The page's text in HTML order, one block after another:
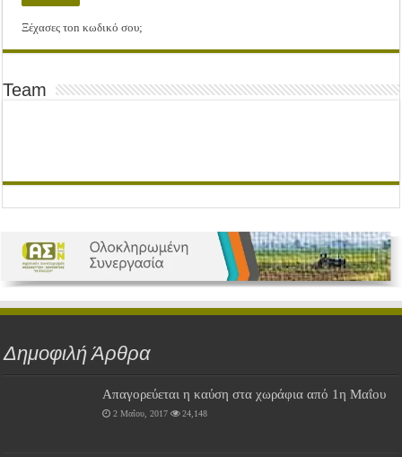
Ξέχασες τοn κωδικό σου;
Team
Δημοφιλή Άρθρα
Απαγορεύεται η καύση στα χωράφια από 1η Μαΐου
2 Μαΐου, 2017 24,148